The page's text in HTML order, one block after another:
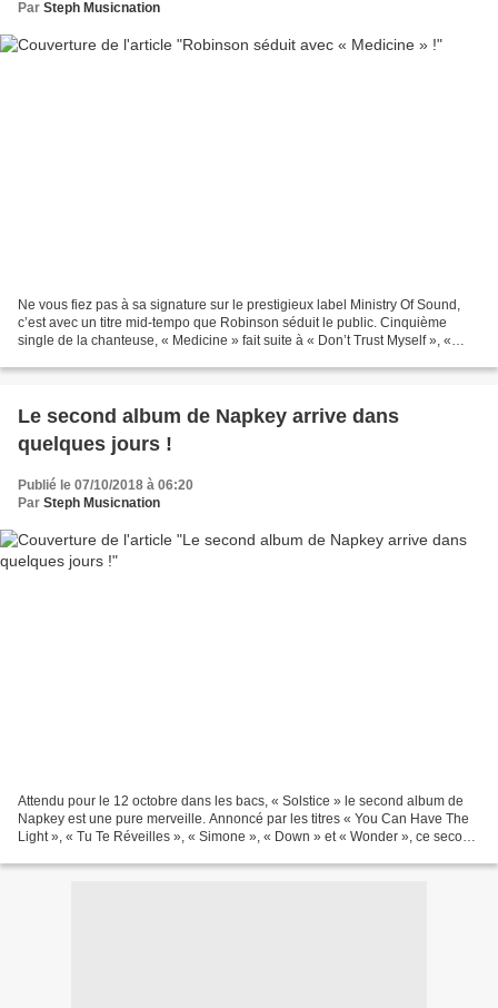
Par Steph Musicnation
Ne vous fiez pas à sa signature sur le prestigieux label Ministry Of Sound,
c’est avec un titre mid-tempo que Robinson séduit le public. Cinquième
single de la chanteuse, « Medicine » fait suite à « Don’t Trust Myself », «
Le second album de Napkey arrive dans
quelques jours !
Publié le 07/10/2018 à 06:20
Par Steph Musicnation
Attendu pour le 12 octobre dans les bacs, « Solstice » le second album de
Napkey est une pure merveille. Annoncé par les titres « You Can Have The
Light », « Tu Te Réveilles », « Simone », « Down » et « Wonder », ce second